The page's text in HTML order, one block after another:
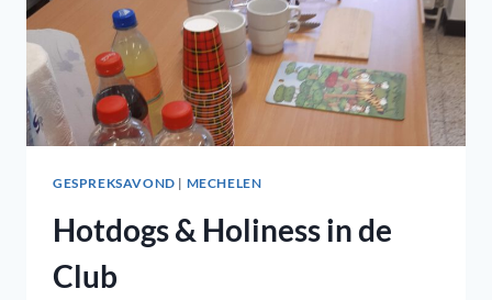
GESPREKSAVOND | MECHELEN
Hotdogs & Holiness in de
Club